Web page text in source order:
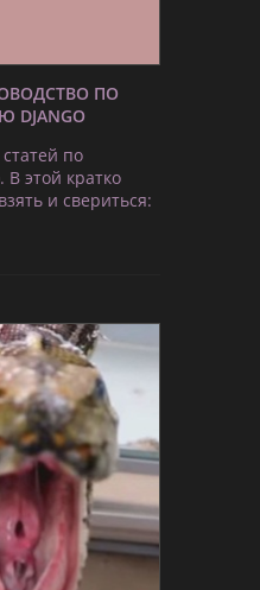
ПО
по
этой кратко
и свериться: